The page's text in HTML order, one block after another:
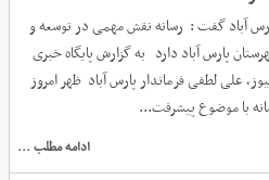
آباد گفت : رسانه نقش مهمی در توسعه و
پارس آباد دارد به گزارش پایگاه خبری
علی لطفی فرماندار پارس آباد ظهر امروز
با موضوع پیشرفت...
ادامه مطلب ...